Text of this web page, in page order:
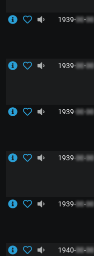
1939-00-00
1939-00-00
1939-00-00
1939-00-00
1939-00-00
1940-00-00